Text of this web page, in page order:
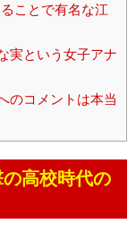
ことで有名な江
実という女子アナ
のコメントは本当
高校時代の